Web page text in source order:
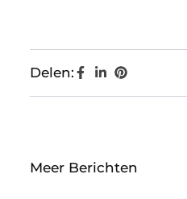
Delen:
Meer Berichten